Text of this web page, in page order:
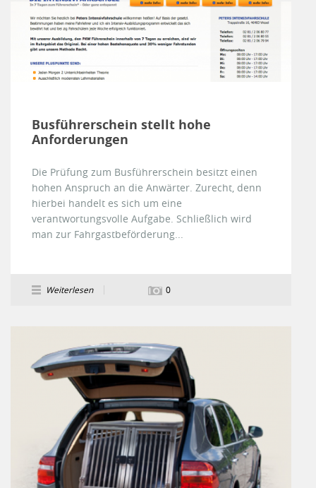
Busführerschein stellt hohe
Anforderungen
Die Prüfung zum Busführerschein besitzt einen
hohen Anspruch an die Anwärter. Zurecht, denn
hierbei handelt es sich um eine
verantwortungsvolle Aufgabe. Schließlich wird
man zur Fahrgastbeförderung...
Weiterlesen 0